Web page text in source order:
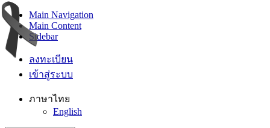
Main Navigation
Main Content
Sidebar
ลงทะเบียน
เข้าสู่ระบบ
ภาษาไทย
English